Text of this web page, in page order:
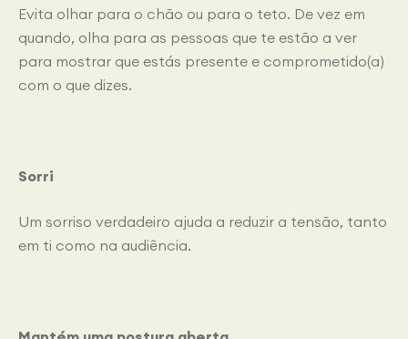
Evita olhar para o chão ou para o teto. De vez em
quando, olha para as pessoas que te estão a ver
para mostrar que estás presente e comprometido(a)
com o que dizes.
Sorri
Um sorriso verdadeiro ajuda a reduzir a tensão, tanto
em ti como na audiência.